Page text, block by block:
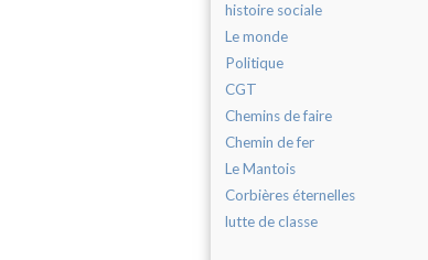
histoire sociale
Le monde
Politique
CGT
Chemins de faire
Chemin de fer
Le Mantois
Corbières éternelles
lutte de classe